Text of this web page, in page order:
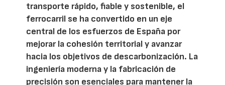
transporte rápido, fiable y sostenible, el
ferrocarril se ha convertido en un eje
central de los esfuerzos de España por
mejorar la cohesión territorial y avanzar
hacia los objetivos de descarbonización. La
ingeniería moderna y la fabricación de
precisión son esenciales para mantener la